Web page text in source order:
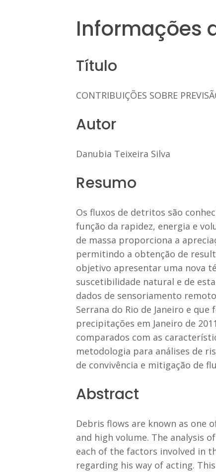
Informações
Título
CONTRIBUIÇÕES SOBRE
Autor
Danubia Teixeira Silva
Resumo
Os fluxos de detritos são
função da rapidez, energia e
de massa proporciona a
permitindo a obtenção de
objetivo apresentar uma nova
suscetibilidade natural e de
dados de sensoriamento
Serrana do Rio de Janeiro e
precipitações em Janeiro de
comparados com as
metodologia para análises de
de convivência e mitigação de
Abstract
Debris flows are known as one
and high volume. The analysis
each of the factors involved in
regarding his way of acting.